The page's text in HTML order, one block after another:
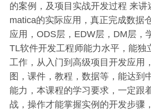
的案例，及项目实战开发过程 来讲
matica的实际应用，真正完成数据
应用，ODS层，EDW层，DM层，
TL软件开发工程师能力水平，能独
工作，从入门到高级项目开发应用
图，课件，教程，数据等，能达到
能力，本课程的学习要求，一定跟
战，操作才能掌握实例的开发步骤